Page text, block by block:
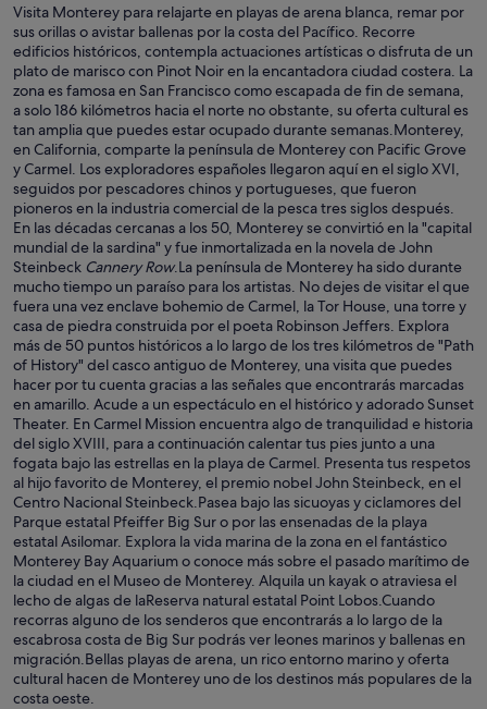
Visita Monterey para relajarte en playas de arena blanca, remar por
sus orillas o avistar ballenas por la costa del Pacífico. Recorre
edificios históricos, contempla actuaciones artísticas o disfruta de un
plato de marisco con Pinot Noir en la encantadora ciudad costera. La
zona es famosa en San Francisco como escapada de fin de semana,
a solo 186 kilómetros hacia el norte no obstante, su oferta cultural es
tan amplia que puedes estar ocupado durante semanas.Monterey,
en California, comparte la península de Monterey con Pacific Grove
y Carmel. Los exploradores españoles llegaron aquí en el siglo XVI,
seguidos por pescadores chinos y portugueses, que fueron
pioneros en la industria comercial de la pesca tres siglos después.
En las décadas cercanas a los 50, Monterey se convirtió en la "capital
mundial de la sardina" y fue inmortalizada en la novela de John
Steinbeck Cannery Row.La península de Monterey ha sido durante
mucho tiempo un paraíso para los artistas. No dejes de visitar el que
fuera una vez enclave bohemio de Carmel, la Tor House, una torre y
casa de piedra construida por el poeta Robinson Jeffers. Explora
más de 50 puntos históricos a lo largo de los tres kilómetros de "Path
of History" del casco antiguo de Monterey, una visita que puedes
hacer por tu cuenta gracias a las señales que encontrarás marcadas
en amarillo. Acude a un espectáculo en el histórico y adorado Sunset
Theater. En Carmel Mission encuentra algo de tranquilidad e historia
del siglo XVIII, para a continuación calentar tus pies junto a una
fogata bajo las estrellas en la playa de Carmel. Presenta tus respetos
al hijo favorito de Monterey, el premio nobel John Steinbeck, en el
Centro Nacional Steinbeck.Pasea bajo las sicuoyas y ciclamores del
Parque estatal Pfeiffer Big Sur o por las ensenadas de la playa
estatal Asilomar. Explora la vida marina de la zona en el fantástico
Monterey Bay Aquarium o conoce más sobre el pasado marítimo de
la ciudad en el Museo de Monterey. Alquila un kayak o atraviesa el
lecho de algas de laReserva natural estatal Point Lobos.Cuando
recorras alguno de los senderos que encontrarás a lo largo de la
escabrosa costa de Big Sur podrás ver leones marinos y ballenas en
migración.Bellas playas de arena, un rico entorno marino y oferta
cultural hacen de Monterey uno de los destinos más populares de la
costa oeste.